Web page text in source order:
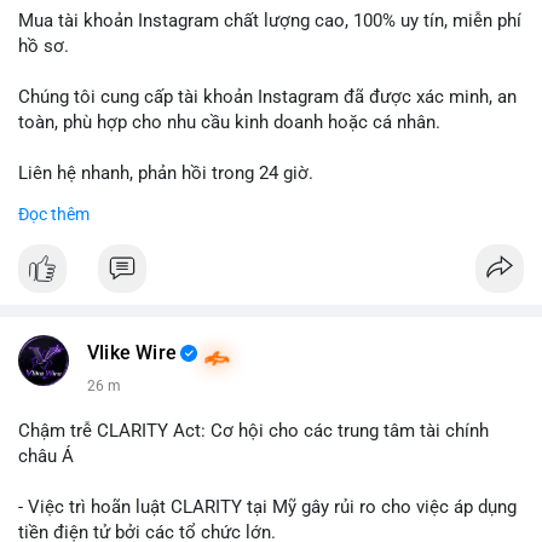
Mua tài khoản Instagram chất lượng cao, 100% uy tín, miễn phí
hồ sơ.
Chúng tôi cung cấp tài khoản Instagram đã được xác minh, an
toàn, phù hợp cho nhu cầu kinh doanh hoặc cá nhân.
Liên hệ nhanh, phản hồi trong 24 giờ.
📞 WhatsApp: +1 660 215-8938
Đọc thêm
Vlike Wire
26 m
Chậm trễ CLARITY Act: Cơ hội cho các trung tâm tài chính
châu Á
- Việc trì hoãn luật CLARITY tại Mỹ gây rủi ro cho việc áp dụng
tiền điện tử bởi các tổ chức lớn.